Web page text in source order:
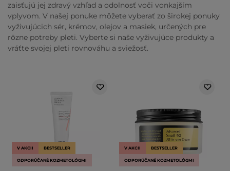
zaisťujú jej zdravý vzhľad a odolnosť voči vonkajším
vplyvom. V našej ponuke môžete vyberať zo širokej ponuky
vyživujúcich sér, krémov, olejov a masiek, určených pre
rôzne potreby pleti. Vyberte si naše vyživujúce produkty a
vráťte svojej pleti rovnováhu a sviežosť.
V AKCII BESTSELLER
ODPORÚČANÉ KOZMETOLÓGMI
V AKCII BESTSELLER
ODPORÚČANÉ KOZMETOLÓGMI